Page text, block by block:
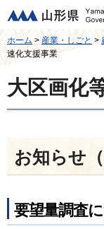
山形県
ホーム>産業・しごと >
速化支援事業
大区画化
お知らせ
要望量調査